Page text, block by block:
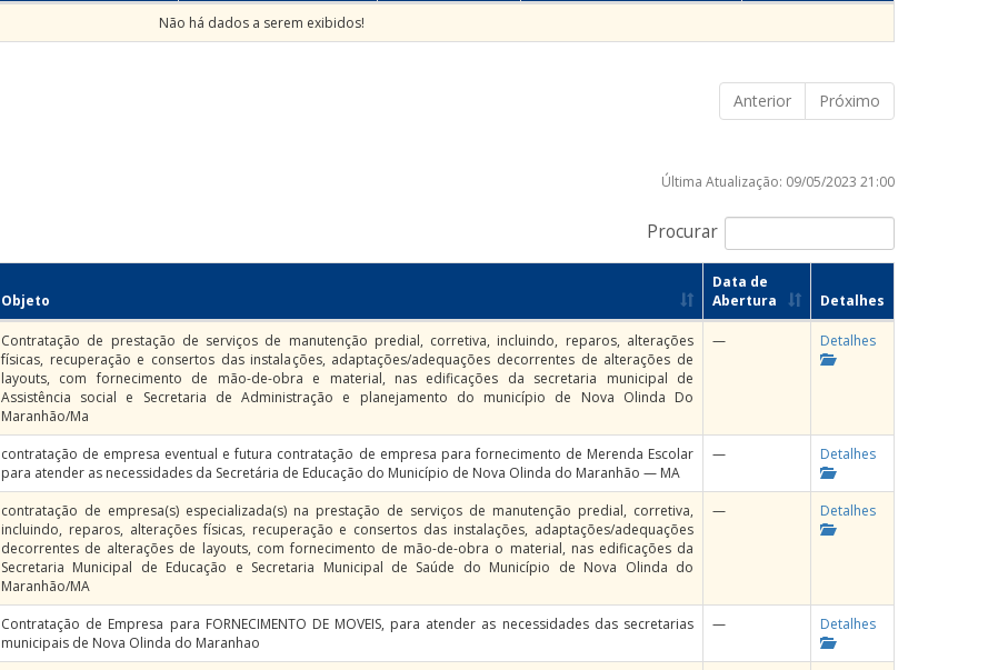
Não há dados a serem exibidos!
Anterior
Próximo
Procurar
Última Atualização: 09/05/2023 21:00
Objeto
Data de
Abertura
Detalhes
Contratação de prestação de serviços de manutenção predial, corretiva, incluindo, reparos, alterações
físicas, recuperação e consertos das instalações, adaptações/adequações decorrentes de alterações de
layouts, com fornecimento de mão-de-obra e material, nas edificações da secretaria municipal de
Assistência social e Secretaria de Administração e planejamento do município de Nova Olinda Do
Maranhão/Ma
— Detalhes
contratação de empresa eventual e futura contratação de empresa para fornecimento de Merenda Escolar
para atender as necessidades da Secretária de Educação do Município de Nova Olinda do Maranhão — MA
— Detalhes
contratação de empresa(s) especializada(s) na prestação de serviços de manutenção predial, corretiva,
incluindo, reparos, alterações físicas, recuperação e consertos das instalações, adaptações/adequações
decorrentes de alterações de layouts, com fornecimento de mão-de-obra o material, nas edificações da
Secretaria Municipal de Educação e Secretaria Municipal de Saúde do Município de Nova Olinda do
Maranhão/MA
— Detalhes
Contratação de Empresa para FORNECIMENTO DE MOVEIS, para atender as necessidades das secretarias
municipais de Nova Olinda do Maranhao
— Detalhes